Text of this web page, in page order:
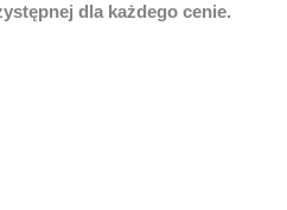
dla każdego cenie.